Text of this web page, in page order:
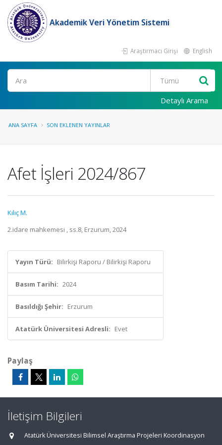
Akademik Veri Yönetim Sistemi
Araştırmacı Girişi English
Ara
Detaylı Arama
ANA SAYFA SON EKLENEN YAYINLAR
Afet İşleri 2024/867
Kılıç M.
2.idare mahkemesi , ss.8, Erzurum, 2024
Yayın Türü: Bilirkişi Raporu / Bilirkişi Raporu
Basım Tarihi: 2024
Basıldığı Şehir: Erzurum
Atatürk Üniversitesi Adresli: Evet
Paylaş
İletişim Bilgileri
Atatürk Üniversitesi Bilimsel Araştırma Projeleri Koordinasyon